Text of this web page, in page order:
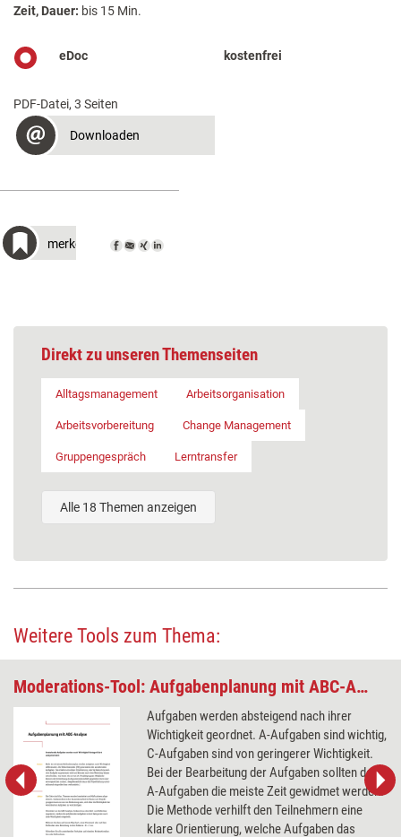
Zeit, Dauer: bis 15 Min.
eDoc kostenfrei
PDF-Datei, 3 Seiten
Downloaden
merken
Direkt zu unseren Themenseiten
Alltagsmanagement Arbeitsorganisation
Arbeitsvorbereitung Change Management
Gruppengespräch Lerntransfer
Alle 18 Themen anzeigen
Weitere Tools zum Thema:
Moderations-Tool: Aufgabenplanung mit ABC-Analyse
Aufgaben werden absteigend nach ihrer
Wichtigkeit geordnet. A-Aufgaben sind wichtig,
C-Aufgaben sind von geringerer Wichtigkeit.
Bei der Bearbeitung der Aufgaben sollten den
A-Aufgaben die meiste Zeit gewidmet werden.
Die Methode verhilft den Teilnehmern eine
klare Orientierung, welche Aufgaben das